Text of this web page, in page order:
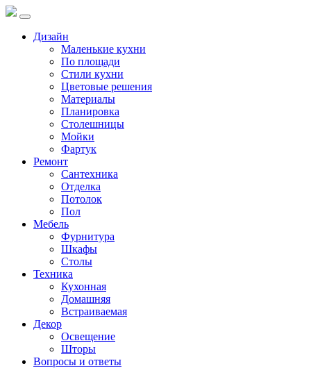
Дизайн
Маленькие кухни
По площади
Стили кухни
Цветовые решения
Материалы
Планировка
Столешницы
Мойки
Фартук
Ремонт
Сантехника
Отделка
Потолок
Пол
Мебель
Фурнитура
Шкафы
Столы
Техника
Кухонная
Домашняя
Встраиваемая
Декор
Освещение
Шторы
Вопросы и ответы